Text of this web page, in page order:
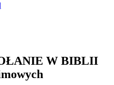
W BIBLII